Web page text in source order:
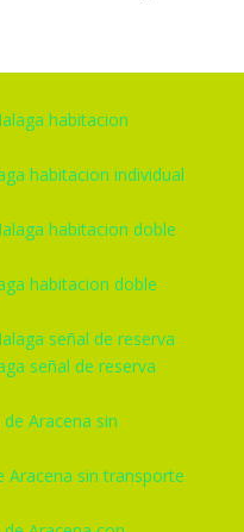
habitacion individual
habitacion doble
señal de reserva
Aracena sin transporte